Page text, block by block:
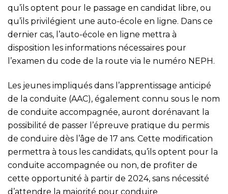
qu’ils optent pour le passage en candidat libre, ou
qu’ils privilégient une auto-école en ligne. Dans ce
dernier cas, l’auto-école en ligne mettra à
disposition les informations nécessaires pour
l’examen du code de la route via le numéro NEPH.
Les jeunes impliqués dans l’apprentissage anticipé
de la conduite (AAC), également connu sous le nom
de conduite accompagnée, auront dorénavant la
possibilité de passer l’épreuve pratique du permis
de conduire dès l’âge de 17 ans. Cette modification
permettra à tous les candidats, qu’ils optent pour la
conduite accompagnée ou non, de profiter de
cette opportunité à partir de 2024, sans nécessité
d’attendre la majorité pour conduire